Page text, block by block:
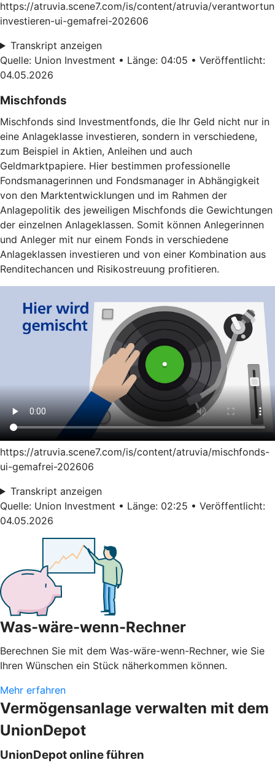
https://atruvia.scene7.com/is/content/atruvia/
investieren-ui-gemafrei-202606
Transkript anzeigen
Quelle: Union Investment • Länge: 04:05 • Veröffentlicht:
04.05.2026
Mischfonds
Mischfonds sind Investmentfonds, die Ihr Geld nicht nur in
eine Anlageklasse investieren, sondern in verschiedene,
zum Beispiel in Aktien, Anleihen und auch
Geldmarktpapiere. Hier bestimmen professionelle
Fondsmanagerinnen und Fondsmanager in Abhängigkeit
von den Marktentwicklungen und im Rahmen der
Anlagepolitik des jeweiligen Mischfonds die Gewichtungen
der einzelnen Anlageklassen. Somit können Anlegerinnen
und Anleger mit nur einem Fonds in verschiedene
Anlageklassen investieren und von einer Kombination aus
Renditechancen und Risikostreuung profitieren.
https://atruvia.scene7.com/is/content/atruvia/mischfonds-
ui-gemafrei-202606
Transkript anzeigen
Quelle: Union Investment • Länge: 02:25 • Veröffentlicht:
04.05.2026
Was-wäre-wenn-Rechner
Berechnen Sie mit dem Was-wäre-wenn-Rechner, wie Sie
Ihren Wünschen ein Stück näherkommen können.
Mehr erfahren
Vermögensanlage verwalten mit dem
UnionDepot
UnionDepot online führen